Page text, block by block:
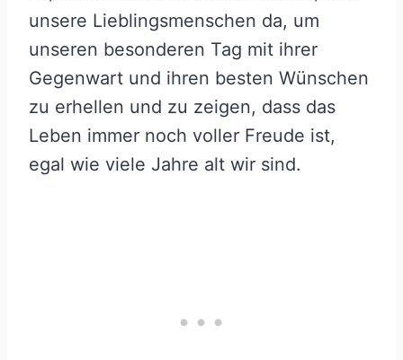
unsere Lieblingsmenschen da, um
unseren besonderen Tag mit ihrer
Gegenwart und ihren besten Wünschen
zu erhellen und zu zeigen, dass das
Leben immer noch voller Freude ist,
egal wie viele Jahre alt wir sind.